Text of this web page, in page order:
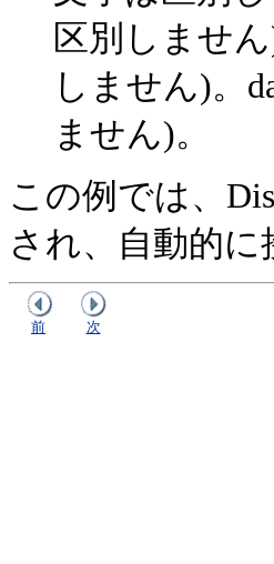
区別しませ
しません)。
ません)。
この例では、
され、自動的
前 次